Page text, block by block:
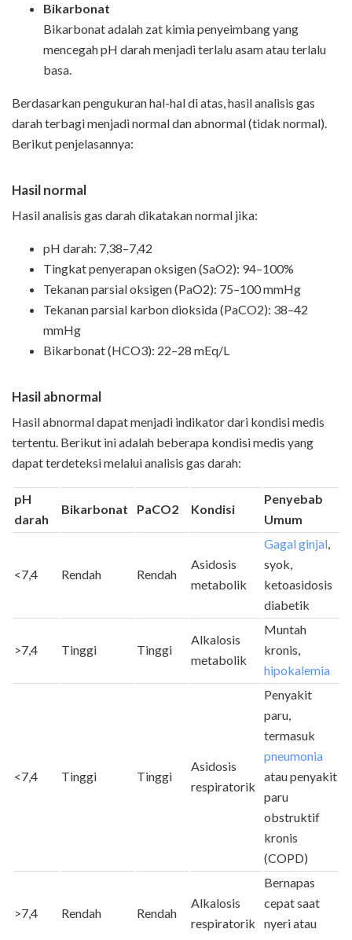
Bikarbonat
Bikarbonat adalah zat kimia penyeimbang yang
mencegah pH darah menjadi terlalu asam atau terlalu
basa.
Berdasarkan pengukuran hal-hal di atas, hasil analisis gas
darah terbagi menjadi normal dan abnormal (tidak normal).
Berikut penjelasannya:
Hasil normal
Hasil analisis gas darah dikatakan normal jika:
pH darah: 7,38–7,42
Tingkat penyerapan oksigen (SaO2): 94–100%
Tekanan parsial oksigen (PaO2): 75–100 mmHg
Tekanan parsial karbon dioksida (PaCO2): 38–42
mmHg
Bikarbonat (HCO3): 22–28 mEq/L
Hasil abnormal
Hasil abnormal dapat menjadi indikator dari kondisi medis
tertentu. Berikut ini adalah beberapa kondisi medis yang
dapat terdeteksi melalui analisis gas darah:
pH
darah
Bikarbonat PaCO2 Kondisi
Penyebab
Umum
<7,4 Rendah Rendah
Asidosis
metabolik
Gagal ginjal,
syok,
ketoasidosis
diabetik
>7,4 Tinggi Tinggi
Alkalosis
metabolik
Muntah
kronis,
hipokalemia
<7,4 Tinggi Tinggi
Asidosis
respiratorik
Penyakit
paru,
termasuk
pneumonia
atau penyakit
paru
obstruktif
kronis
(COPD)
>7,4 Rendah Rendah
Alkalosis
respiratorik
Bernapas
cepat saat
nyeri atau